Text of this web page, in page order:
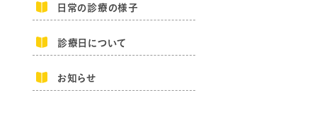
日常の診療の様子
診療日について
お知らせ